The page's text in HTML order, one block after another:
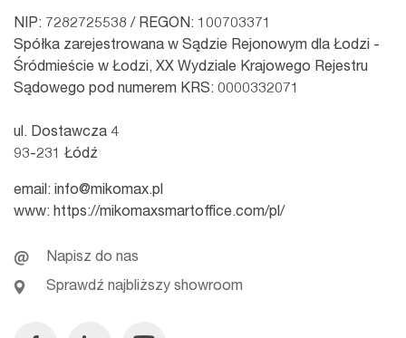
NIP: 7282725538 / REGON: 100703371
Spółka zarejestrowana w Sądzie Rejonowym dla Łodzi -
Śródmieście w Łodzi, XX Wydziale Krajowego Rejestru
Sądowego pod numerem KRS: 0000332071
ul. Dostawcza 4
93-231 Łódź
email: info@mikomax.pl
www: https://mikomaxsmartoffice.com/pl/
Napisz do nas
Sprawdź najbliższy showroom
FacebookLinkedinYoutube